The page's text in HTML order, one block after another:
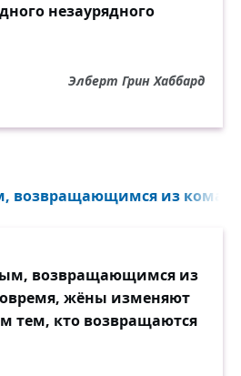
незаурядного
Элберт Грин Хаббард
возвращающимся из
возвращающимся из
жёны изменяют
тем, кто возвращаются